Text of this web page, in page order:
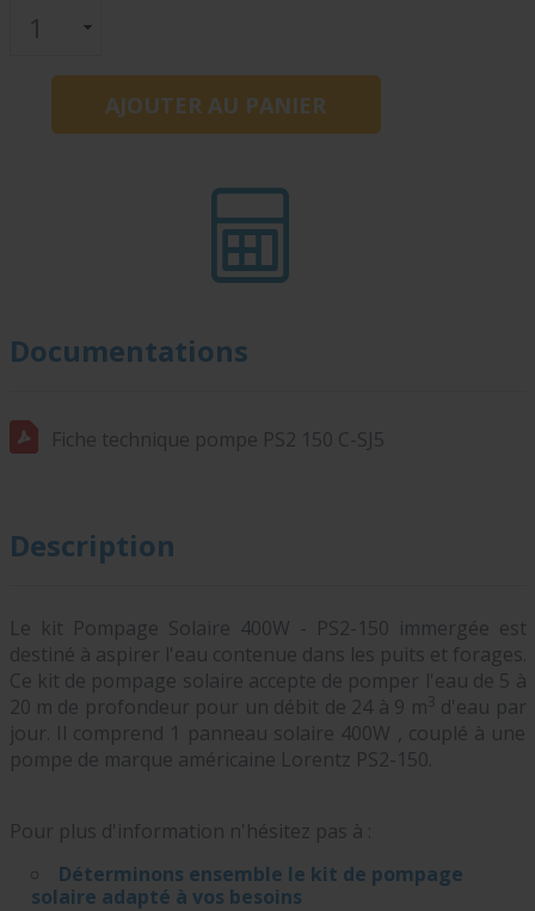
Documentations
Fiche technique pompe PS2 150 C-SJ5
Description
Le kit Pompage Solaire 400W - PS2-150 immergée est
destiné à aspirer l'eau contenue dans les puits et forages.
Ce kit de pompage solaire accepte de pomper l'eau de 5 à
20 m de profondeur pour un débit de 24 à 9 m3 d'eau par
jour. Il comprend 1 panneau solaire 400W , couplé à une
pompe de marque américaine Lorentz PS2-150.
Pour plus d'information n'hésitez pas à :
Déterminons ensemble le kit de pompage
solaire adapté à vos besoins